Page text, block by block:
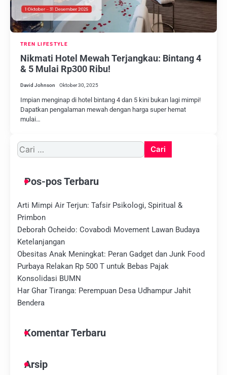
TREN LIFESTYLE
Nikmati Hotel Mewah Terjangkau: Bintang 4
& 5 Mulai Rp300 Ribu!
David Johnson Oktober 30, 2025
Impian menginap di hotel bintang 4 dan 5 kini bukan lagi mimpi!
Dapatkan pengalaman mewah dengan harga super hemat
mulai…
Cari
untuk:
Pos-pos Terbaru
Arti Mimpi Air Terjun: Tafsir Psikologi, Spiritual &
Primbon
Deborah Ocheido: Covabodi Movement Lawan Budaya
Ketelanjangan
Obesitas Anak Meningkat: Peran Gadget dan Junk Food
Purbaya Relakan Rp 500 T untuk Bebas Pajak
Konsolidasi BUMN
Har Ghar Tiranga: Perempuan Desa Udhampur Jahit
Bendera
Komentar Terbaru
Arsip